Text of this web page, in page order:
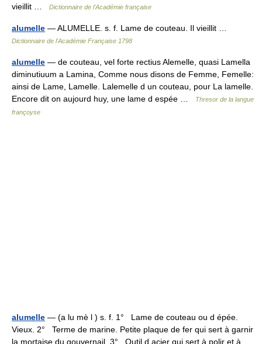
vieillit …
Dictionnaire de l'Académie française
alumelle — ALUMELLE. s. f. Lame de couteau. Il vieillit …
Dictionnaire de l'Académie Française 1798
alumelle — de couteau, vel forte rectius Alemelle, quasi Lamella
diminutiuum a Lamina, Comme nous disons de Femme, Femelle:
ainsi de Lame, Lamelle. Lalemelle d un couteau, pour La lamelle.
Encore dit on aujourd huy, une lame d espée …
Thresor de la langue
françoyse
alumelle — (a lu mè l ) s. f. 1° Lame de couteau ou d épée.
Vieux. 2° Terme de marine. Petite plaque de fer qui sert à garnir
la mortaise du gouvernail. 3° Outil d acier qui sert à polir et à